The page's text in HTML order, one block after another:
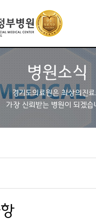
병원소식
경기도의료원은 최상의진
가장 신뢰받는 병원이 되겠습